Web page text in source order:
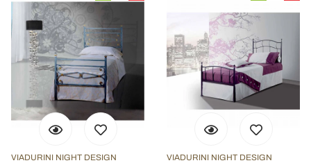
VIADURINI NIGHT DESIGN VIADURINI NIGHT DESIGN